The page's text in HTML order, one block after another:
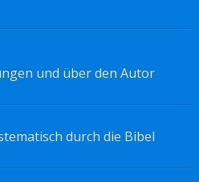
und über den Autor
durch die Bibel